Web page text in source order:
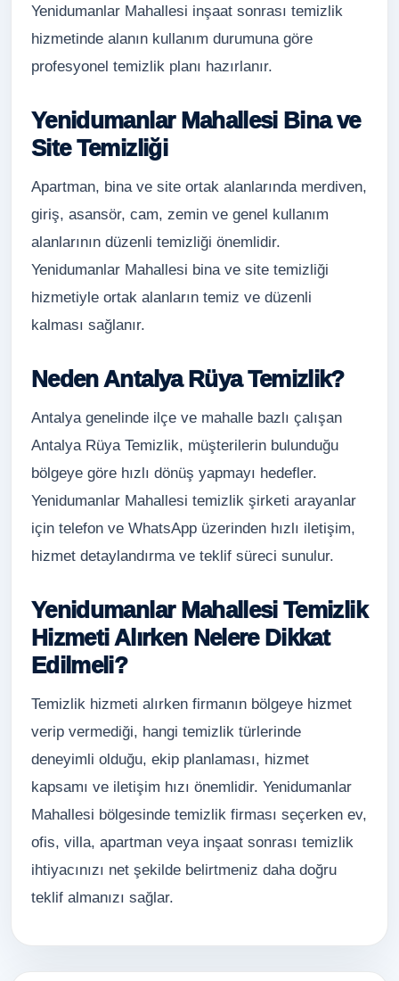
Yenidumanlar Mahallesi inşaat sonrası temizlik
hizmetinde alanın kullanım durumuna göre
profesyonel temizlik planı hazırlanır.
Yenidumanlar Mahallesi Bina ve
Site Temizliği
Apartman, bina ve site ortak alanlarında merdiven,
giriş, asansör, cam, zemin ve genel kullanım
alanlarının düzenli temizliği önemlidir.
Yenidumanlar Mahallesi bina ve site temizliği
hizmetiyle ortak alanların temiz ve düzenli
kalması sağlanır.
Neden Antalya Rüya Temizlik?
Antalya genelinde ilçe ve mahalle bazlı çalışan
Antalya Rüya Temizlik, müşterilerin bulunduğu
bölgeye göre hızlı dönüş yapmayı hedefler.
Yenidumanlar Mahallesi temizlik şirketi arayanlar
için telefon ve WhatsApp üzerinden hızlı iletişim,
hizmet detaylandırma ve teklif süreci sunulur.
Yenidumanlar Mahallesi Temizlik
Hizmeti Alırken Nelere Dikkat
Edilmeli?
Temizlik hizmeti alırken firmanın bölgeye hizmet
verip vermediği, hangi temizlik türlerinde
deneyimli olduğu, ekip planlaması, hizmet
kapsamı ve iletişim hızı önemlidir. Yenidumanlar
Mahallesi bölgesinde temizlik firması seçerken ev,
ofis, villa, apartman veya inşaat sonrası temizlik
ihtiyacınızı net şekilde belirtmeniz daha doğru
teklif almanızı sağlar.